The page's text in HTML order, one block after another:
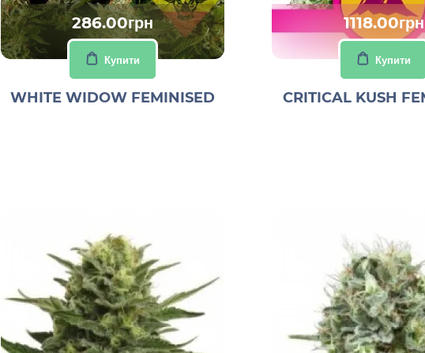
286.00грн
Купити
WHITE WIDOW FEMINISED
1118.00грн
Купити
CRITICAL KUSH